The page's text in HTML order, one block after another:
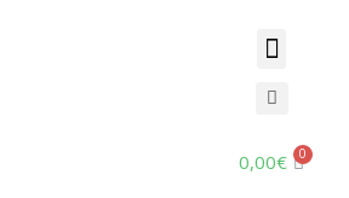
0,00€
Ceci est l’endroit où vous pouvez